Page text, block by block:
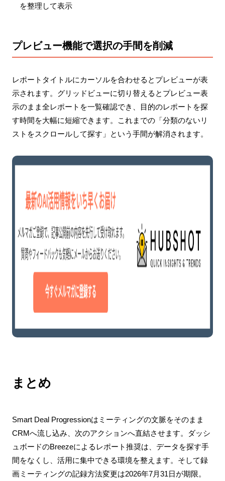
を整理して表示
プレビュー機能で選択の手間を削減
レポートタイトルにカーソルを合わせるとプレビューが表
示されます。グリッドビューに切り替えるとプレビュー表
示のまま全レポートを一覧確認でき、目的のレポートを探
す時間を大幅に短縮できます。これまでの「分類のないリ
ストをスクロールして探す」という手間が解消されます。
まとめ
Smart Deal Progressionはミーティングの文脈をそのまま
CRMへ流し込み、次のアクションへ直結させます。ダッシ
ュボードのBreezeによるレポート推奨は、データを探す手
間をなくし、活用に集中できる環境を整えます。そして録
画ミーティングの記録方法変更は2026年7月31日が期限。